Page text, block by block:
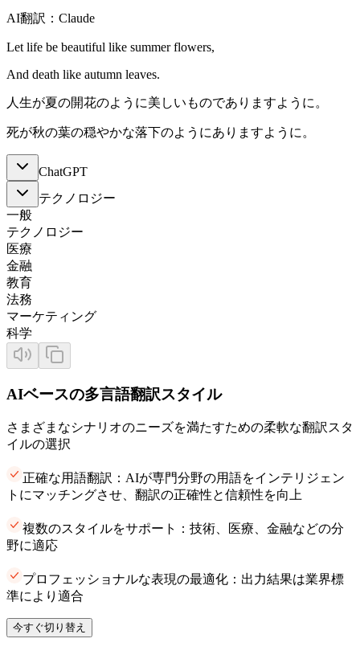
AI翻訳：Claude
Let life be beautiful like summer flowers,
And death like autumn leaves.
人生が夏の開花のように美しいものでありますように。
死が秋の葉の穏やかな落下のようにありますように。
ChatGPT
テクノロジー
一般
テクノロジー
医療
金融
教育
法務
マーケティング
科学
AIベースの多言語翻訳スタイル
さまざまなシナリオのニーズを満たすための柔軟な翻訳スタ
イルの選択
正確な用語翻訳：AIが専門分野の用語をインテリジェン
トにマッチングさせ、翻訳の正確性と信頼性を向上
複数のスタイルをサポート：技術、医療、金融などの分
野に適応
プロフェッショナルな表現の最適化：出力結果は業界標
準により適合
今すぐ切り替え